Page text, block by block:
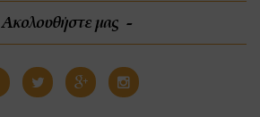
Ακολουθήστε μας